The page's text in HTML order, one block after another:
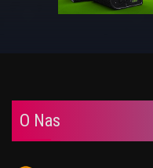
O Nas